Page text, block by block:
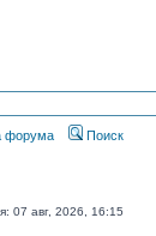
форума Поиск
07 авг, 2026, 16:15